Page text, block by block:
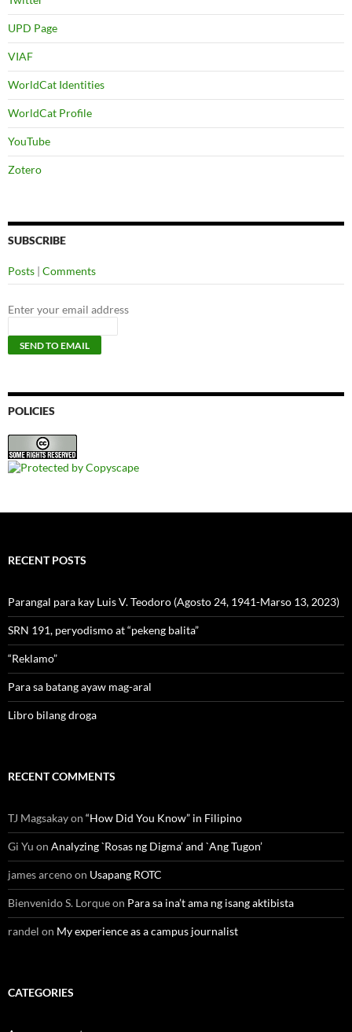
UPD Page
VIAF
WorldCat Identities
WorldCat Profile
YouTube
Zotero
SUBSCRIBE
Posts | Comments
Enter your email address
POLICIES
RECENT POSTS
Parangal para kay Luis V. Teodoro (Agosto 24, 1941-Marso 13, 2023)
SRN 191, peryodismo at “pekeng balita”
“Reklamo”
Para sa batang ayaw mag-aral
Libro bilang droga
RECENT COMMENTS
TJ Magsakayon “How Did You Know” in Filipino
Gi Yu on Analyzing `Rosas ng Digma’ and `Ang Tugon’
james arcenoon Usapang ROTC
Bienvenido S. Lorqueon Para sa ina’t ama ng isang aktibista
randel on My experience as a campus journalist
CATEGORIES